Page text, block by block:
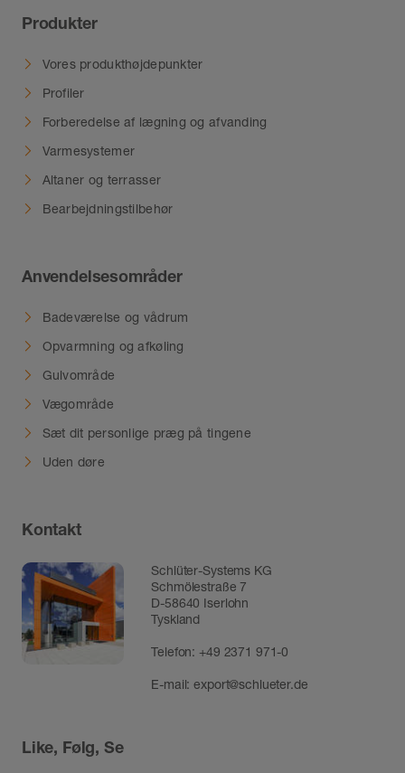
Produkter
Vores produkthøjdepunkter
Profiler
Forberedelse af lægning og afvanding
Varmesystemer
Altaner og terrasser
Bearbejdningstilbehør
Anvendelsesområder
Badeværelse og vådrum
Opvarmning og afkøling
Gulvområde
Vægområde
Sæt dit personlige præg på tingene
Uden døre
Kontakt
Schlüter-Systems KG
Schmölestraße 7
D-58640 Iserlohn
Tyskland
Telefon:+49 2371 971-0
E-mail:export@schlueter.de
Like, Følg, Se